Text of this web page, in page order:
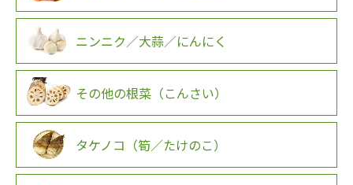
ニンニク／大蒜／にんにく
その他の根菜（こんさい）
タケノコ（筍／たけのこ）